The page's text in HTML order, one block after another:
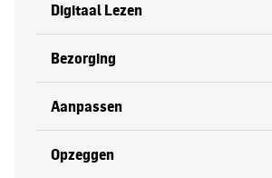
Digitaal Lezen
Bezorging
Aanpassen
Opzeggen